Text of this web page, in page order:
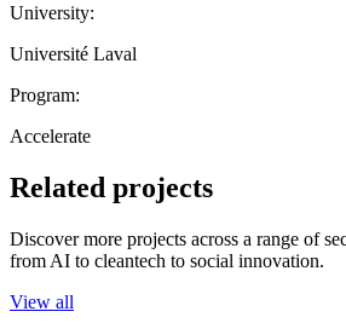
University:
Université Laval
Program:
Accelerate
Related projects
Discover more projects across a range of
from AI to cleantech to social innovation.
View all